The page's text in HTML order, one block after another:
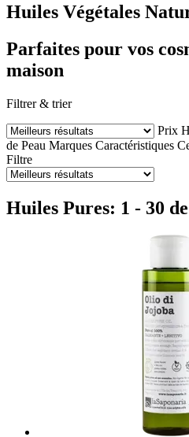
Huiles Végétales
Parfaites pour vos
maison
Filtrer & trier
Prix
de Peau Marques Caractéristiques
Filtre
Huiles Pures: 1 - 30